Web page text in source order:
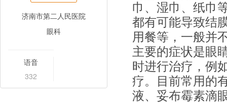
济南市第二人民医院
眼科
语音
332
巾、湿巾、纸巾
都有可能导致结
用餐等，一般并
主要的症状是眼
时进行治疗，例
疗。目前常用的
液、妥布霉素滴